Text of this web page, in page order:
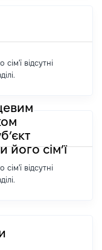
відсутні
сім’ї
відсутні